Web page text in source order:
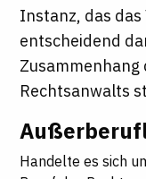
Instanz, das
entscheidend
Rechtsanwalts
Handelte es sich